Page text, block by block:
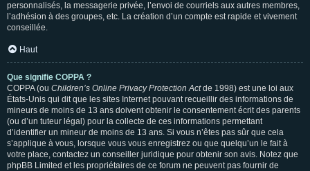
personnalisés, la messagerie privée, l’envoi de courriels aux autres membres,
l’adhésion à des groupes, etc. La création d’un compte est rapide et vivement
conseillée.
Haut
Que signifie COPPA ?
COPPA (ou Children’s Online Privacy Protection Actde 1998) est une loi aux
États-Unis qui dit que les sites Internet pouvant recueillir des informations de
mineurs de moins de 13 ans doivent obtenir le consentement écrit des parents
(ou d’un tuteur légal) pour la collecte de ces informations permettant
d’identifier un mineur de moins de 13 ans. Si vous n’êtes pas sûr que cela
s’applique à vous, lorsque vous vous enregistrez ou que quelqu’un le fait à
votre place, contactez un conseiller juridique pour obtenir son avis. Notez que
phpBB Limited et les propriétaires de ce forum ne peuvent pas fournir de